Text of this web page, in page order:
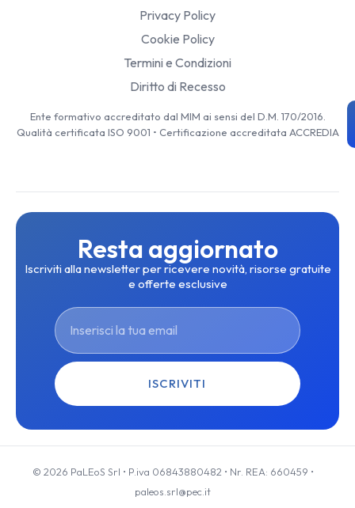
Privacy Policy
Cookie Policy
Termini e Condizioni
Diritto di Recesso
Ente formativo accreditato dal MIM ai sensi del D.M. 170/2016.
Qualità certificata ISO 9001 • Certificazione accreditata ACCREDIA
Resta aggiornato
Iscriviti alla newsletter per ricevere novità, risorse gratuite
e offerte esclusive
ISCRIVITI
© 2026 PaLEoS Srl • P.iva 06843880482 • Nr. REA: 660459 •
paleos.srl@pec.it